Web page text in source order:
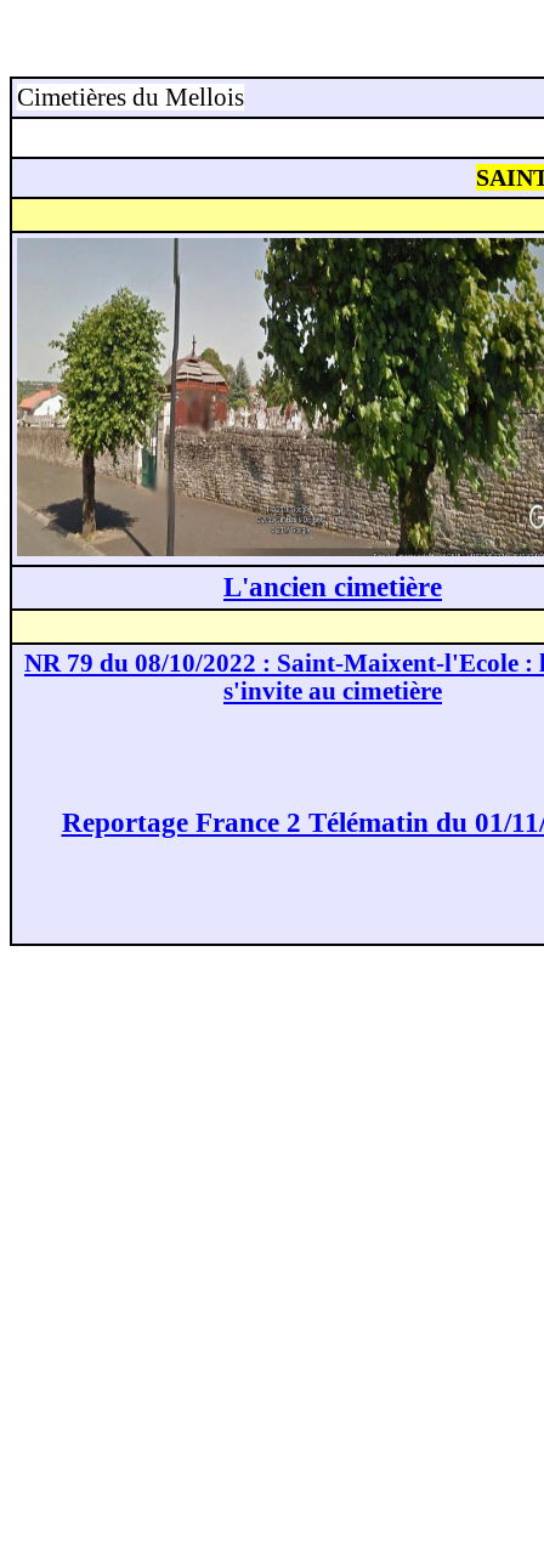
Cimetières du Mellois
L'ancien cimetière
NR 79 du 08/10/2022 : Saint-Maixent-l'Ecole :
s'invite au cimetière
Reportage France 2 Télématin du 01/